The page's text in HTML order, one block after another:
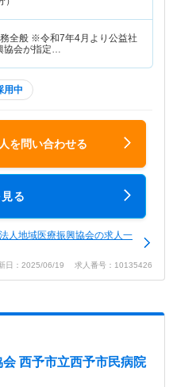
全般 ※令和7年4月より公益社
協会が指定…
用中
を問い合わせる
る
人地域医療振興協会の求人一
日：2025/06/19 求人番号：10135426
西予市立西予市民病院